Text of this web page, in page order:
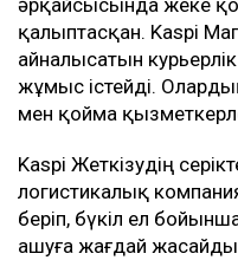
әрқайсысында жеке
қалыптасқан. Kaspi
айналысатын
жұмыс істейді.
мен қойма
Kaspi Жеткізудің
логистикалық
беріп, бүкіл ел
ашуға жағдай